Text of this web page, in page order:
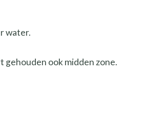
water.
ook midden zone.